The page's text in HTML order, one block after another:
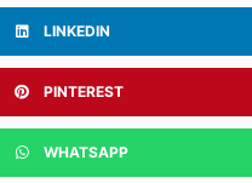
LINKEDIN
PINTEREST
WHATSAPP